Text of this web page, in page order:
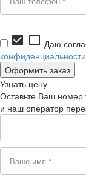
check_box check_box_outline_blank Даю
конфиденциальности
Узнать цену
Оставьте Ваш
и наш оператор